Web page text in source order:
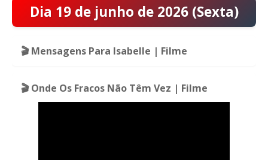
Dia 19 de junho de 2026 (Sexta)
🎬 Mensagens Para Isabelle | Filme
🎬 Onde Os Fracos Não Têm Vez | Filme